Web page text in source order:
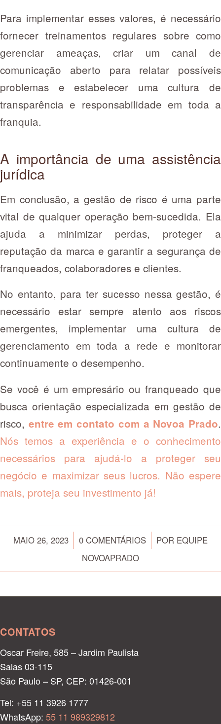
Para implementar esses valores, é necessário
fornecer treinamentos regulares sobre como
gerenciar ameaças, criar um canal de
comunicação aberto para relatar possíveis
problemas e estabelecer uma cultura de
transparência e responsabilidade em toda a
franquia.
A importância de uma assistência
jurídica
Em conclusão, a gestão de risco é uma parte
vital de qualquer operação bem-sucedida. Ela
ajuda a minimizar perdas, proteger a
reputação da marca e garantir a segurança de
franqueados, colaboradores e clientes.
No entanto, para ter sucesso nessa gestão, é
necessário estar sempre atento aos riscos
emergentes, implementar uma cultura de
gerenciamento em toda a rede e monitorar
continuamente o desempenho.
Se você é um empresário ou franqueado que
busca orientação especializada em gestão de
risco, entre em contato com a Novoa Prado.
Nós temos a experiência e o conhecimento
necessários para ajudá-lo a proteger seu
negócio e maximizar seus lucros. Não espere
mais, proteja seu investimento já!
MAIO 26, 2023
/ 0 COMENTÁRIOS
/ POR EQUIPE
NOVOAPRADO
CONTATOS
Oscar Freire, 585 – Jardim Paulista
Salas 03-115
São Paulo – SP, CEP: 01426-001
Tel: +55 11 3926 1777
WhatsApp: 55 11 989329812